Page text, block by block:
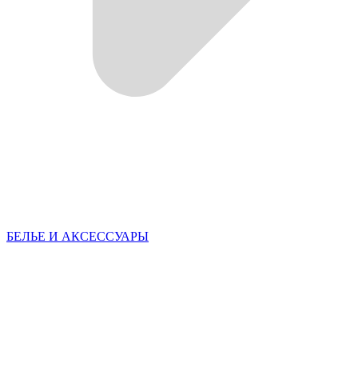
БЕЛЬЕ И АКСЕССУАРЫ